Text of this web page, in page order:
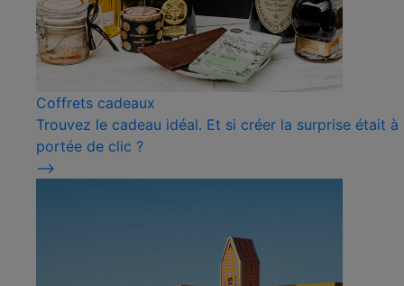
Coffrets cadeaux
Trouvez le cadeau idéal. Et si créer la surprise était à
portée de clic ?
⟶